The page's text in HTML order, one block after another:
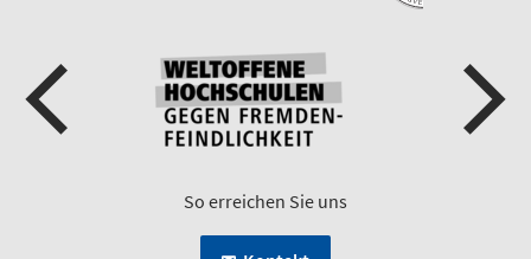
So erreichen Sie uns